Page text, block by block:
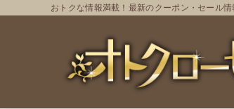
おトクな情報満載！最新のクーポン・セール